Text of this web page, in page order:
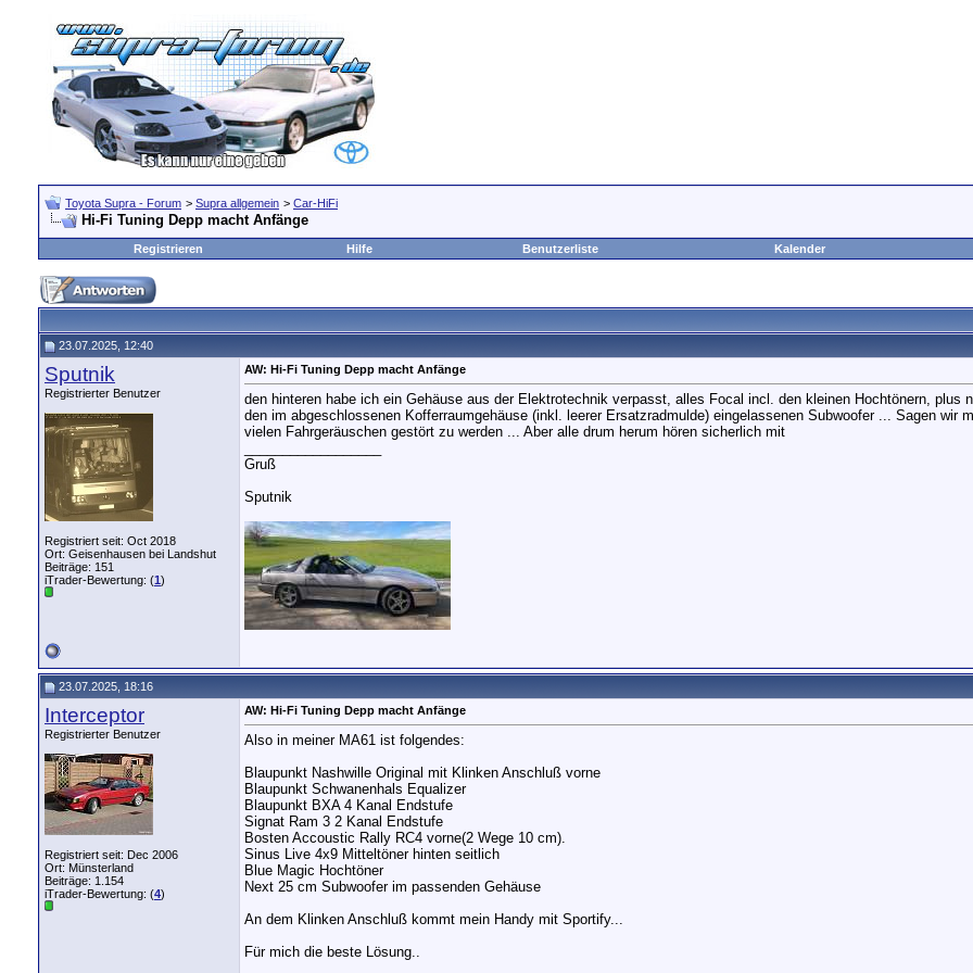
Toyota Supra - Forum > Supra allgemein > Car-HiFi
Hi-Fi Tuning Depp macht Anfänge
Registrieren Hilfe Benutzerliste Kalender
23.07.2025, 12:40
Sputnik
Registrierter Benutzer
Registriert seit: Oct 2018
Ort: Geisenhausen bei Landshut
Beiträge: 151
iTrader-Bewertung: (1)
AW: Hi-Fi Tuning Depp macht Anfänge
den hinteren habe ich ein Gehäuse aus der Elektrotechnik verpasst, alles Focal incl. den kleinen Hochtönern,
den im abgeschlossenen Kofferraumgehäuse (inkl. leerer Ersatzradmulde) eingelassenen Subwoofer ... Sagen
vielen Fahrgeräuschen gestört zu werden ... Aber alle drum herum hören sicherlich mit
Gruß
Sputnik
23.07.2025, 18:16
Interceptor
Registrierter Benutzer
Registriert seit: Dec 2006
Ort: Münsterland
Beiträge: 1.154
iTrader-Bewertung: (4)
AW: Hi-Fi Tuning Depp macht Anfänge
Also in meiner MA61 ist folgendes:
Blaupunkt Nashwille Original mit Klinken Anschluß vorne
Blaupunkt Schwanenhals Equalizer
Blaupunkt BXA 4 Kanal Endstufe
Signat Ram 3 2 Kanal Endstufe
Bosten Accoustic Rally RC4 vorne(2 Wege 10 cm).
Sinus Live 4x9 Mitteltöner hinten seitlich
Blue Magic Hochtöner
Next 25 cm Subwoofer im passenden Gehäuse
An dem Klinken Anschluß kommt mein Handy mit Sportify...
Für mich die beste Lösung..